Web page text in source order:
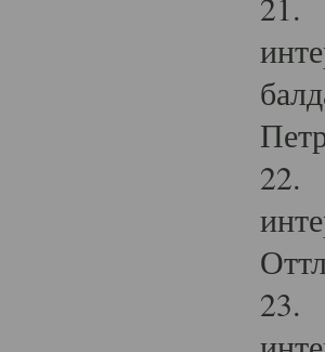
22.
23.